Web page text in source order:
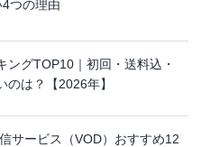
つの理由
ングTOP10｜初回・送料込・
のは？【2026年】
サービス（VOD）おすすめ12